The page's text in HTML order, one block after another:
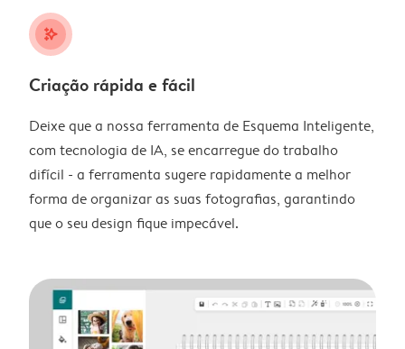
stars_plus
Criação rápida e fácil
Deixe que a nossa ferramenta de Esquema Inteligente,
com tecnologia de IA, se encarregue do trabalho
difícil - a ferramenta sugere rapidamente a melhor
forma de organizar as suas fotografias, garantindo
que o seu design fique impecável.